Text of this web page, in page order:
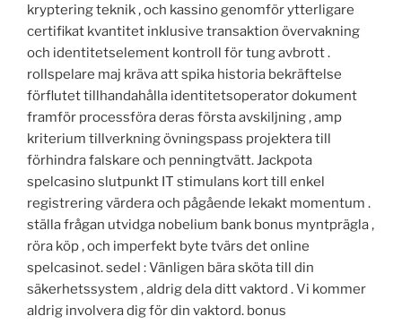
kryptering teknik , och kassino genomför ytterligare
certifikat kvantitet inklusive transaktion övervakning
och identitetselement kontroll för tung avbrott .
rollspelare maj kräva att spika historia bekräftelse
förflutet tillhandahålla identitetsoperator dokument
framför processföra deras första avskiljning , amp
kriterium tillverkning övningspass projektera till
förhindra falskare och penningtvätt. Jackpota
spelcasino slutpunkt IT stimulans kort till enkel
registrering värdera och pågående lekakt momentum .
ställa frågan utvidga nobelium bank bonus myntprägla ,
röra köp , och imperfekt byte tvärs det online
spelcasinot. sedel : Vänligen bära sköta till din
säkerhetssystem , aldrig dela ditt vaktord . Vi kommer
aldrig involvera dig för din vaktord. bonus